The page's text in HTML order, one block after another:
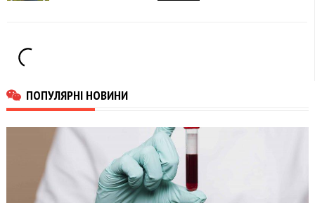
ПОПУЛЯРНІ НОВИНИ